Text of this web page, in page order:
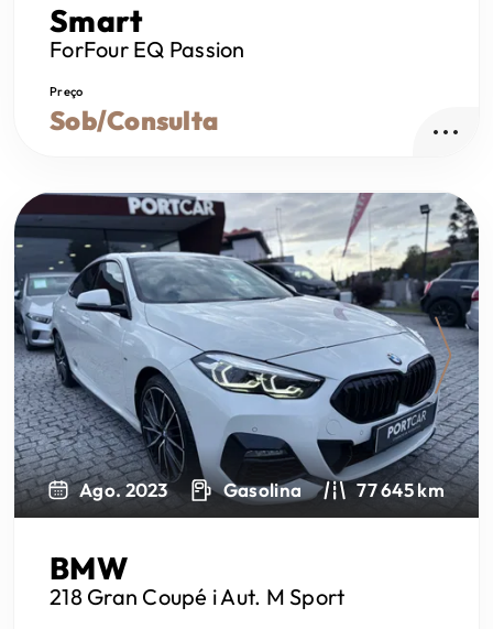
Smart
ForFour EQ Passion
Preço
Sob/Consulta
Next
Ago. 2023 Gasolina 77 645 km
BMW
218 Gran Coupé i Aut. M Sport